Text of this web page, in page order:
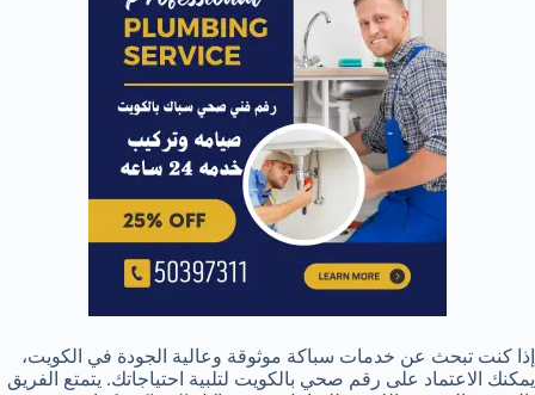
إذا كنت تبحث عن خدمات سباكة موثوقة وعالية الجودة في الكويت،
يمكنك الاعتماد على رقم صحي بالكويت لتلبية احتياجاتك. يتمتع الفريق